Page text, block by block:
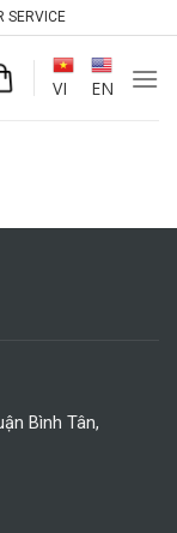
SERVICE
VI EN
Bình Tân,